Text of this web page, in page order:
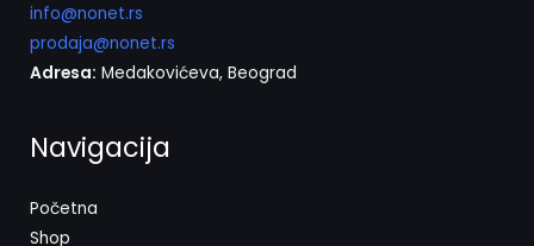
info@nonet.rs
prodaja@nonet.rs
Adresa: Medakovićeva, Beograd
Navigacija
Početna
Shop